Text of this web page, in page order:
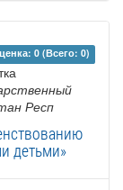
0 (Всего: 0)
Респ
детьми»